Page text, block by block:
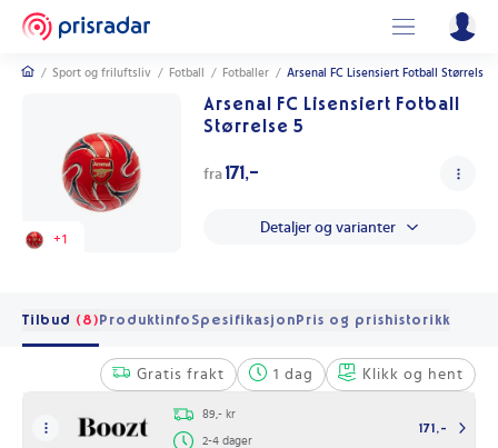
/ Sport og friluftsliv / Fotball / Fotballer / Arsenal FC Lisensiert Fotball Størrelse
+1
Arsenal FC Lisensiert Fotball
Størrelse 5
fra 171,-
Detaljer og varianter
Tilbud (8)Produktinfo SpesifikasjonPris og prishistorikk
Gratis frakt 1 dag Klikk og hent
89,- kr
2-4 dager
171,-